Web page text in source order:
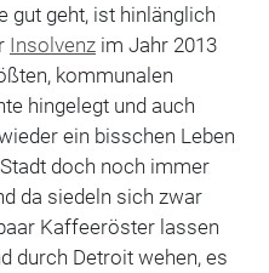
gut geht, ist hinlänglich
Insolvenzim Jahr 2013
kommunalen
hingelegt und auch
ein bisschen Leben
doch noch immer
da siedeln sich zwar
Kaffeeröster lassen
durch Detroit wehen, es